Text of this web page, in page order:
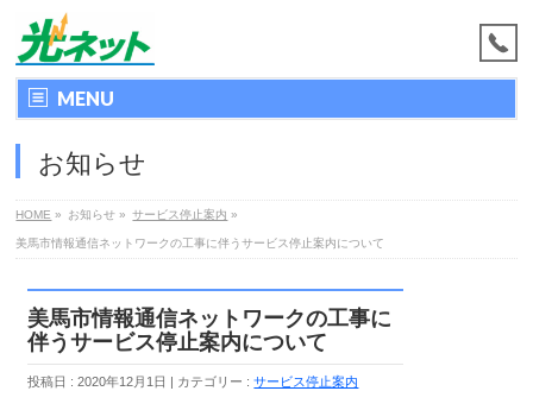
MENU
お知らせ
HOME » お知らせ » サービス停止案内 »
美馬市情報通信ネットワークの工事に伴うサービス停止案内について
美馬市情報通信ネットワークの工事に
伴うサービス停止案内について
投稿日 : 2020年12月1日 カテゴリー :サービス停止案内